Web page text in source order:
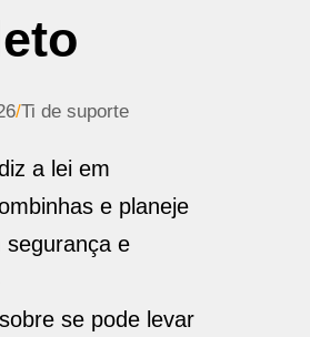
/Ti de suporte
a lei em
e planeje
segurança e
se pode levar